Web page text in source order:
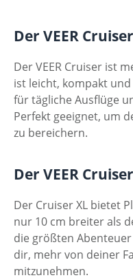
Der VEER
Der VEER Cruiser ist
ist leicht, kompakt
für tägliche Ausflüge
Perfekt geeignet, um
zu bereichern.
Der VEER
Der Cruiser XL bietet
nur 10 cm breiter als
die größten
dir, mehr von deiner
mitzunehmen.